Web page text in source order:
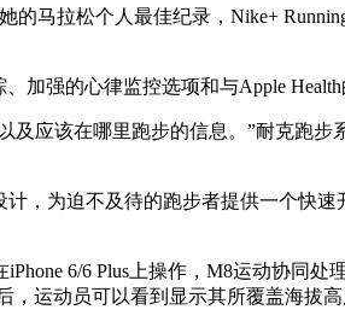
的马拉松个人最佳纪录，Nike+
加强的心律监控选项和与Apple Health
及应该在哪里跑步的信息。”耐克跑
，为迫不及待的跑步者提供一个快
6/6 Plus上操作，M8运动协同
运动员可以看到显示其所覆盖海拔